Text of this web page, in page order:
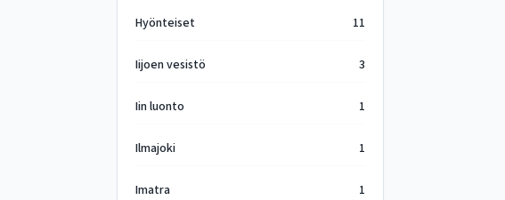
Hyönteiset 11
Iijoen vesistö 3
Iin luonto 1
Ilmajoki 1
Imatra 1